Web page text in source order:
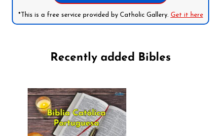
*This is a free service provided by Catholic Gallery. Get it here
Recently added Bibles